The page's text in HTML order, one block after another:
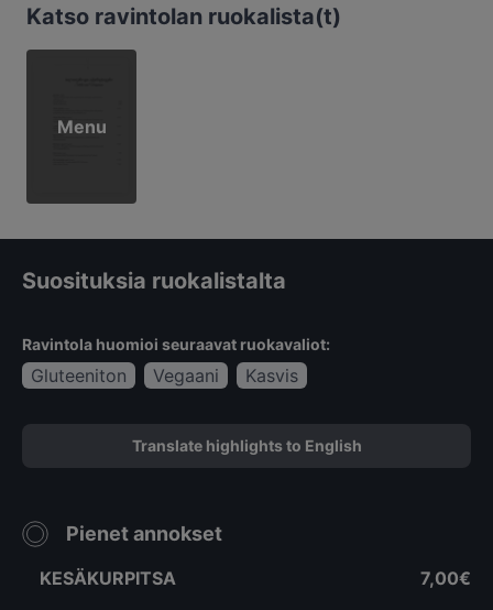
Katso ravintolan ruokalista(t)
Menu
Suosituksia ruokalistalta
Ravintola huomioi seuraavat ruokavaliot:
Gluteeniton Vegaani Kasvis
Translate highlights to English
Pienet annokset
KESÄKURPITSA 7,00€